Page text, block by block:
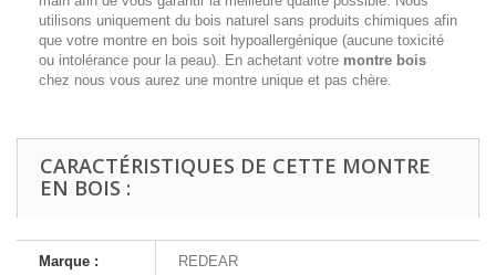
utilisons uniquement du bois naturel sans produits chimiques afin
que votre montre en bois soit hypoallergénique (aucune toxicité
ou intolérance pour la peau). En achetant votre montre bois
chez nous vous aurez une montre unique et pas chère.
CARACTÉRISTIQUES DE CETTE MONTRE
EN BOIS :
Marque : REDEAR